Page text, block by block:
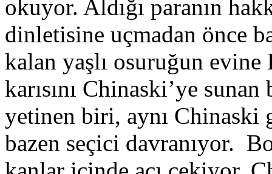
okuyor. Aldığı paranın
dinletisine uçmadan önce
kalan yaşlı osuruğun
karısını Chinaski’ye
yetinen biri, aynı
bazen seçici davranıyor.